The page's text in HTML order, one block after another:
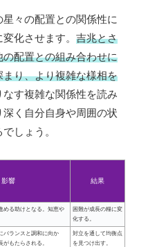
々の配置との関係性に
化させます。 吉兆とさ
配置との組み合わせに
り、より複雑な様相を
す複雑な関係性を読み
く自分自身や周囲の状
しょう。
影響 結果
める助けとなる。知恵や
困難が成長の糧に変
化する。
バランスと調和に向か
がもたらされる。
対立を通して均衡点
を見つけ出す。